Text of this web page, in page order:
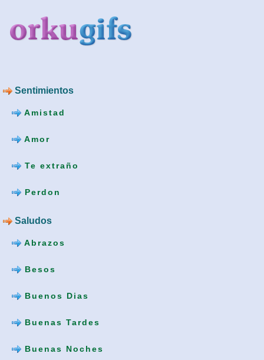
Sentimientos
Amistad
Amor
Te extraño
Perdon
Saludos
Abrazos
Besos
Buenos Dias
Buenas Tardes
Buenas Noches